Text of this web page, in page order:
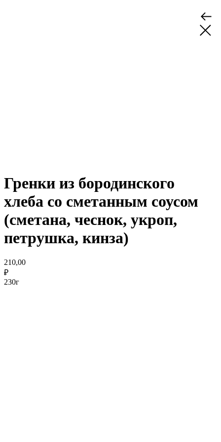
Гренки из бородинского
хлеба со сметанным соусом
(сметана, чеснок, укроп,
петрушка, кинза)
210,00
₽
230г